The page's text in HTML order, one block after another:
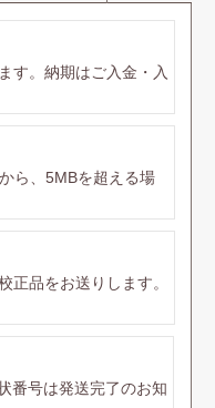
す。納期はご入金・入
から、5MBを超える場
正品をお送りします。
番号は発送完了のお知